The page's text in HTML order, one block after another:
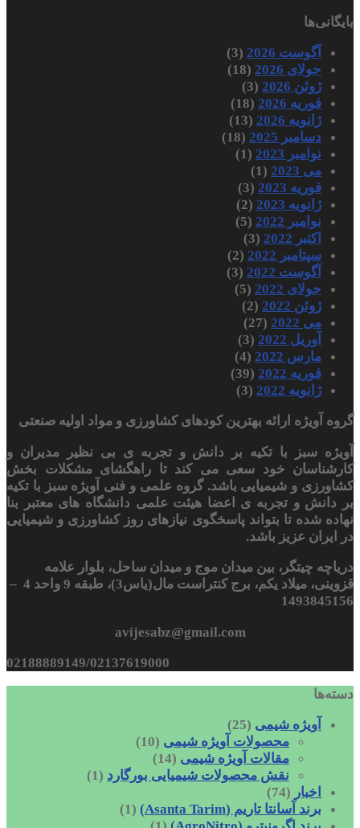
بایگانی‌ها
آگوست 2026
(3)
جولای 2026
(18)
ژوئن 2026
(3)
فوریه 2026
(18)
ژانویه 2026
(13)
دسامبر 2025
(18)
نوامبر 2023
(1)
می 2023
(1)
فوریه 2023
(3)
ژانویه 2023
(2)
نوامبر 2022
(5)
اکتبر 2022
(3)
سپتامبر 2022
(2)
آگوست 2022
(3)
جولای 2022
(5)
ژوئن 2022
(2)
می 2022
(27)
آوریل 2022
(3)
مارس 2022
(4)
فوریه 2022
(39)
ژانویه 2022
(3)
گروه آویژه ارائه بهترین کودهای کشاورزی و مواد اولیه صنعتی
آویژه سبز با تکیه بر دانش و تجربه ی بی نظیر مدیران و
کارشناسان خود سعی می کند تا راهگشای مشکلات بخش
کشاورزی و شیمیایی باشد. گروه علمی و فنی آویژه سبز با تکیه
بر دانش و تجربه ی اعضا هیئت علمی دانشگاه های معتبر بنا
نهاده شده تا بتواند پاسخگوی نیازهای روز کشاورزی و شیمیایی
در ایران عزیز باشد.
دریاچه چیتگر، بین میدان موج و میدان ساحل، بلوار علامه
قزوینی، میلاد یکم، برج کنتراست مال(یاس3)، طبقه 9 واحد 4 –
1493845156
avijesabz@gmail.com
02188889149/02137619000
دسته‌ها
آویژه شیمی (25)
محصولات آویژه شیمی (10)
مقالات آویژه شیمی (14)
نقش محصولات شیمیایی بورگارد (1)
اخبار (74)
برند آسانتا تاریم (Asanta Tarim)
(1)